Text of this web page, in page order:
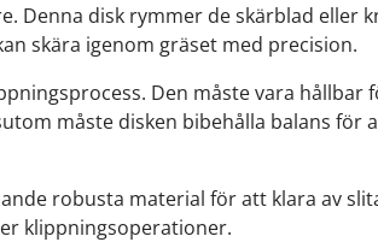
disk rymmer de skärblad eller
skära igenom gräset med precision.
Den måste vara
måste disken bibehålla balans för
robusta material för att klara av
klippningsoperationer.